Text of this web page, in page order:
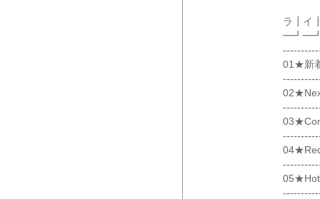
ラ┃イ
01★新
05★Hot